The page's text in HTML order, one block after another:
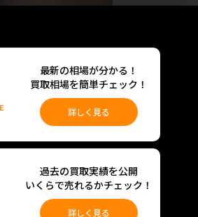
最新の相場が分かる！
買取相場を簡単チェック！
詳しく見る
過去の買取実績を公開
いくらで売れるかチェック！
詳しく見る